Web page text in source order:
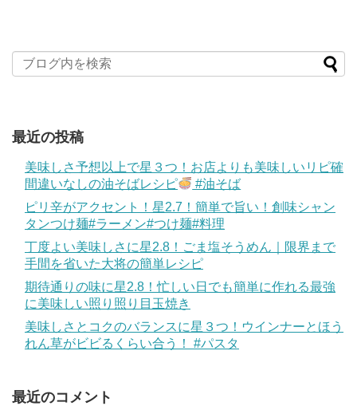
最近の投稿
美味しさ予想以上で星３つ！お店よりも美味しいリピ確
間違いなしの油そばレシピ
#油そば
ピリ辛がアクセント！星2.7！簡単で旨い！創味シャン
タンつけ麺#ラーメン#つけ麺#料理
丁度よい美味しさに星2.8！ごま塩そうめん｜限界まで
手間を省いた大将の簡単レシピ
期待通りの味に星2.8！忙しい日でも簡単に作れる最強
に美味しい照り照り目玉焼き
美味しさとコクのバランスに星３つ！ウインナーとほう
れん草がビビるくらい合う！ #パスタ
最近のコメント